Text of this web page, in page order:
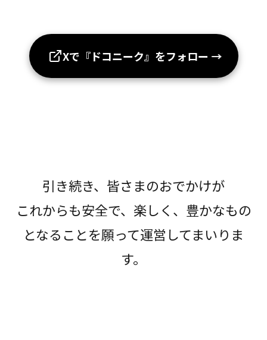
Xで『ドコニーク』をフォロー →
引き続き、皆さまのおでかけが
これからも安全で、楽しく、豊かなもの
となることを願って運営してまいりま
す。